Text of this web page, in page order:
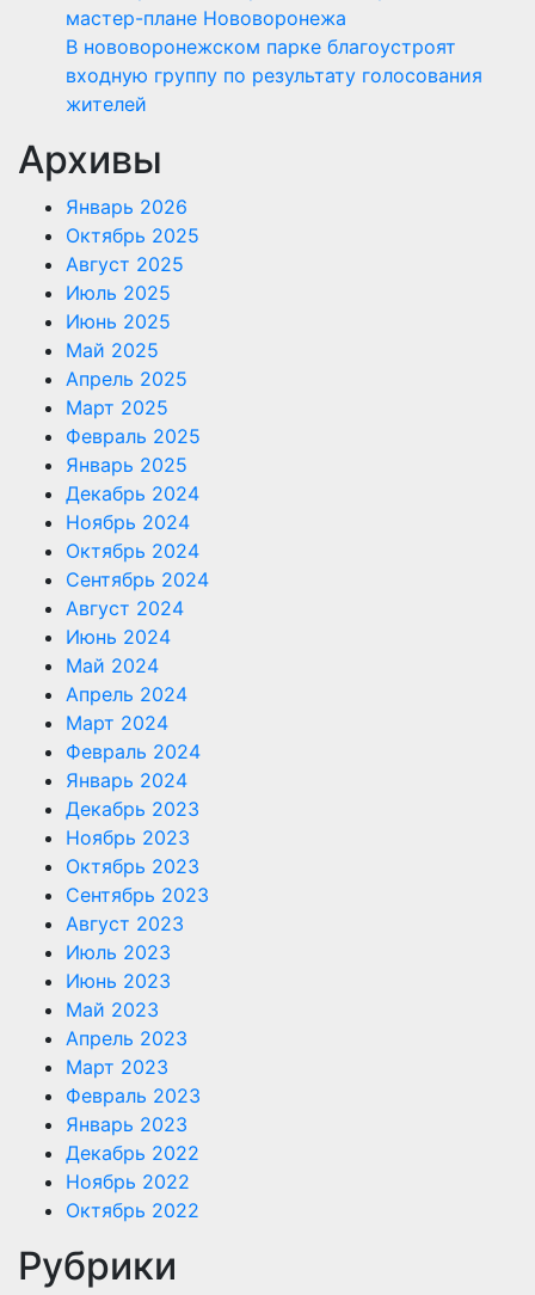
мастер-плане Нововоронежа
В нововоронежском парке благоустроят
входную группу по результату голосования
жителей
Архивы
Январь 2026
Октябрь 2025
Август 2025
Июль 2025
Июнь 2025
Май 2025
Апрель 2025
Март 2025
Февраль 2025
Январь 2025
Декабрь 2024
Ноябрь 2024
Октябрь 2024
Сентябрь 2024
Август 2024
Июнь 2024
Май 2024
Апрель 2024
Март 2024
Февраль 2024
Январь 2024
Декабрь 2023
Ноябрь 2023
Октябрь 2023
Сентябрь 2023
Август 2023
Июль 2023
Июнь 2023
Май 2023
Апрель 2023
Март 2023
Февраль 2023
Январь 2023
Декабрь 2022
Ноябрь 2022
Октябрь 2022
Рубрики